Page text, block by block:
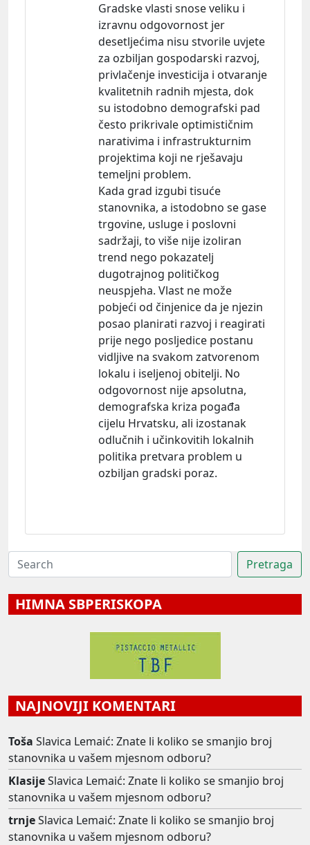
Gradske vlasti snose veliku i
izravnu odgovornost jer
desetljećima nisu stvorile uvjete
za ozbiljan gospodarski razvoj,
privlačenje investicija i otvaranje
kvalitetnih radnih mjesta, dok
su istodobno demografski pad
često prikrivale optimističnim
narativima i infrastrukturnim
projektima koji ne rješavaju
temeljni problem.
Kada grad izgubi tisuće
stanovnika, a istodobno se gase
trgovine, usluge i poslovni
sadržaji, to više nije izoliran
trend nego pokazatelj
dugotrajnog političkog
neuspjeha. Vlast ne može
pobjeći od činjenice da je njezin
posao planirati razvoj i reagirati
prije nego posljedice postanu
vidljive na svakom zatvorenom
lokalu i iseljenoj obitelji. No
odgovornost nije apsolutna,
demografska kriza pogađa
cijelu Hrvatsku, ali izostanak
odlučnih i učinkovitih lokalnih
politika pretvara problem u
ozbiljan gradski poraz.
HIMNA SBPERISKOPA
NAJNOVIJI KOMENTARI
Toša Slavica Lemaić: Znate li koliko se smanjio broj
stanovnika u vašem mjesnom odboru?
KlasijeSlavica Lemaić: Znate li koliko se smanjio broj
stanovnika u vašem mjesnom odboru?
trnjeSlavica Lemaić: Znate li koliko se smanjio broj
stanovnika u vašem mjesnom odboru?